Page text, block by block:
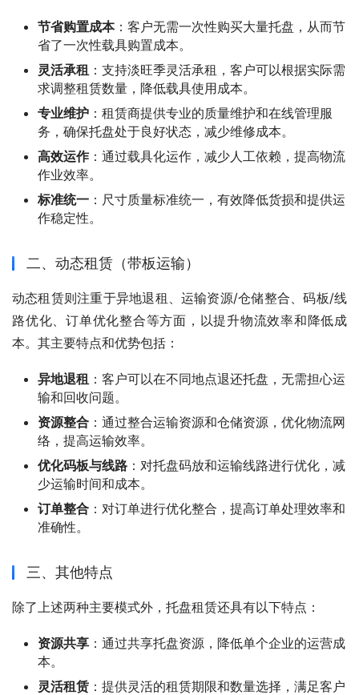
节省购置成本：客户无需一次性购买大量托盘，从而节
省了一次性载具购置成本。
灵活承租 ：支持淡旺季灵活承租，客户可以根据实际需
求调整租赁数量，降低载具使用成本。
专业维护 ：租赁商提供专业的质量维护和在线管理服
务，确保托盘处于良好状态，减少维修成本。
高效运作：通过载具化运作，减少人工依赖，提高物流
作业效率。
标准统一 ：尺寸质量标准统一，有效降低货损和提供运
作稳定性。
二、动态租赁（带板运输）
动态租赁则注重于异地退租、运输资源/仓储整合、码板/线
路优化、订单优化整合等方面，以提升物流效率和降低成
本。其主要特点和优势包括：
异地退租 ：客户可以在不同地点退还托盘，无需担心运
输和回收问题。
资源整合 ：通过整合运输资源和仓储资源，优化物流网
络，提高运输效率。
优化码板与线路 ：对托盘码放和运输线路进行优化，减
少运输时间和成本。
订单整合 ：对订单进行优化整合，提高订单处理效率和
准确性。
三、其他特点
除了上述两种主要模式外，托盘租赁还具有以下特点：
资源共享 ：通过共享托盘资源，降低单个企业的运营成
本。
灵活租赁 ：提供灵活的租赁期限和数量选择，满足客户